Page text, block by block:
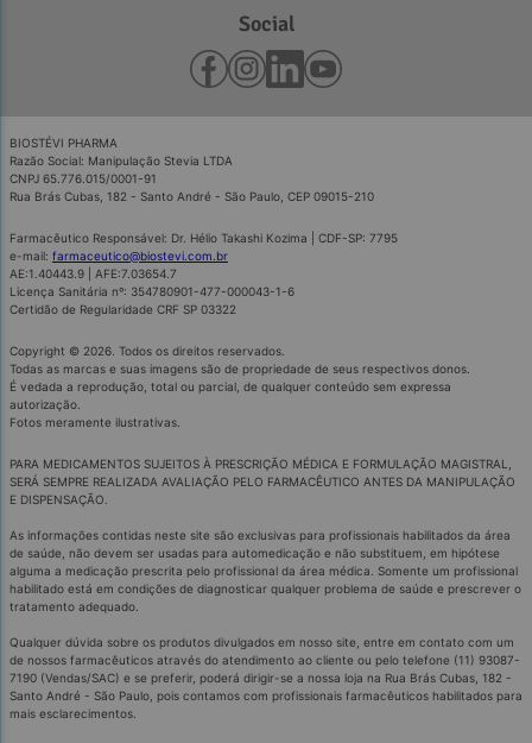
Social
BIOSTÉVI PHARMA
Razão Social: Manipulação Stevia LTDA
CNPJ 65.776.015/0001-91
Rua Brás Cubas, 182 - Santo André - São Paulo, CEP 09015-210
Farmacêutico Responsável: Dr. Hélio Takashi Kozima | CDF-SP: 7795
e-mail: farmaceutico@biostevi.com.br
AE:1.40443.9 | AFE:7.03654.7
Licença Sanitária nº: 354780901-477-000043-1-6
Certidão de Regularidade CRF SP 03322
Copyright © 2026. Todos os direitos reservados.
Todas as marcas e suas imagens são de propriedade de seus respectivos donos.
É vedada a reprodução, total ou parcial, de qualquer conteúdo sem expressa
autorização.
Fotos meramente ilustrativas.
PARA MEDICAMENTOS SUJEITOS À PRESCRIÇÃO MÉDICA E FORMULAÇÃO MAGISTRAL,
SERÁ SEMPRE REALIZADA AVALIAÇÃO PELO FARMACÊUTICO ANTES DA MANIPULAÇÃO
E DISPENSAÇÃO.
As informações contidas neste site são exclusivas para profissionais habilitados da área
de saúde, não devem ser usadas para automedicação e não substituem, em hipótese
alguma a medicação prescrita pelo profissional da área médica. Somente um profissional
habilitado está em condições de diagnosticar qualquer problema de saúde e prescrever o
tratamento adequado.
Qualquer dúvida sobre os produtos divulgados em nosso site, entre em contato com um
de nossos farmacêuticos através do atendimento ao cliente ou pelo telefone (11) 93087-
7190 (Vendas/SAC) e se preferir, poderá dirigir-se a nossa loja na Rua Brás Cubas, 182 -
Santo André - São Paulo, pois contamos com profissionais farmacêuticos habilitados para
mais esclarecimentos.